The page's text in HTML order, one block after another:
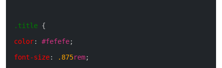
.title {
color: #fefefe;
font-size: .875rem;